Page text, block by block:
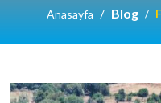
Anasayfa Blog